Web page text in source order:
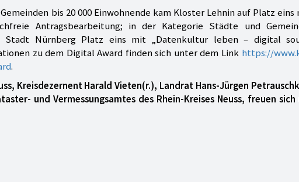
bis 20 000 Einwohnende kam Kloster Lehnin auf Platz
Antragsbearbeitung; in der Kategorie Städte und
Stadt Nürnberg Platz eins mit „Datenkultur leben – digital
zu dem Digital Award finden sich unter dem Link https://
.
Kreisdezernent Harald Vieten(r.), Landrat Hans-Jürgen
und Vermessungsamtes des Rhein-Kreises Neuss, freuen